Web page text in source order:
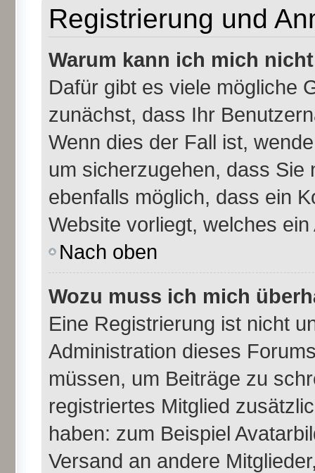
Registrierung und
Warum kann ich mich
Dafür gibt es viele mögliche
zunächst, dass Ihr
Wenn dies der Fall ist,
um sicherzugehen, dass
ebenfalls möglich, dass ein
Website vorliegt, welches
Nach oben
Wozu muss ich mich
Eine Registrierung ist nicht
Administration dieses
müssen, um Beiträge zu
registriertes Mitglied
haben: zum Beispiel
Versand an andere